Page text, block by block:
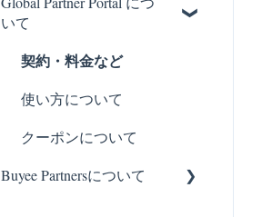
いて
契約・料金など
使い方について
クーポンについて
Buyee Partnersについて